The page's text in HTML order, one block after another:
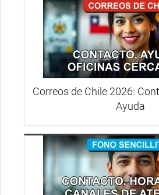
Correos de Chile 2026:
Ayuda